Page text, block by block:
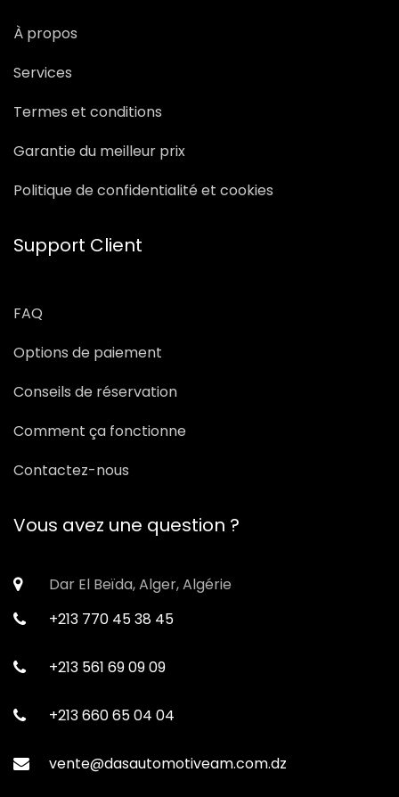
À propos
Services
Termes et conditions
Garantie du meilleur prix
Politique de confidentialité et cookies
Support Client
FAQ
Options de paiement
Conseils de réservation
Comment ça fonctionne
Contactez-nous
Vous avez une question ?
Dar El Beïda, Alger, Algérie
+213 770 45 38 45
+213 561 69 09 09
+213 660 65 04 04
vente@dasautomotiveam.com.dz